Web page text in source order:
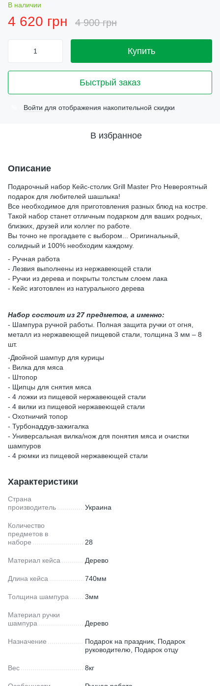
В наличии
4 620 грн 4 900 грн
Купить
Быстрый заказ
Войти для отображения накопительной скидки
В избранное
Описание
Подарочный набор Кейс-столик Grill Master Pro Невероятный
подарок для любителей шашлыка!
Все необходимое для приготовления разных блюд на костре.
Такой набор станет отличным подарком для ваших родных,
близких, друзей или коллег по работе.
Вы точно не прогадаете с выбором... Оригинальный,
солидный и 100% необходим каждому.
- Ручная работа
- Лезвия выполнены из нержавеющей стали
- Ручки из дерева и покрыты толстым слоем лака
- Кейс изготовлен из натурального дерева
Набор состоит из 27 предметов, а именно:
- Шампура ручной работы. Полная защита ручки от огня,
металл из нержавеющей пищевой стали, толщина 3 мм – 8
шт.
-Двойной шампур для курицы
- Вилка для мяса
- Штопор
- Щипцы для снятия мяса
- 4 ложки из пищевой нержавеющей стали
- 4 вилки из пищевой нержавеющей стали
- Охотничий топор
- Турбонаддув-зажигалка
- Универсальная вилка/нож для понятия мяса и очистки
шампуров
- 4 рюмки из пищевой нержавеющей стали
Характеристики
Страна
производитель
Украина
Количество
предметов в
наборе
28
Материал кейса Дерево
Длина кейса 740мм
Толщина шампура 3мм
Материал ручки
шампура
Дерево
Назначение
Подарок на праздник, Подарок
руководителю, Подарок отцу
Вес 8кг